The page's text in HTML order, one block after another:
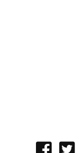
Share